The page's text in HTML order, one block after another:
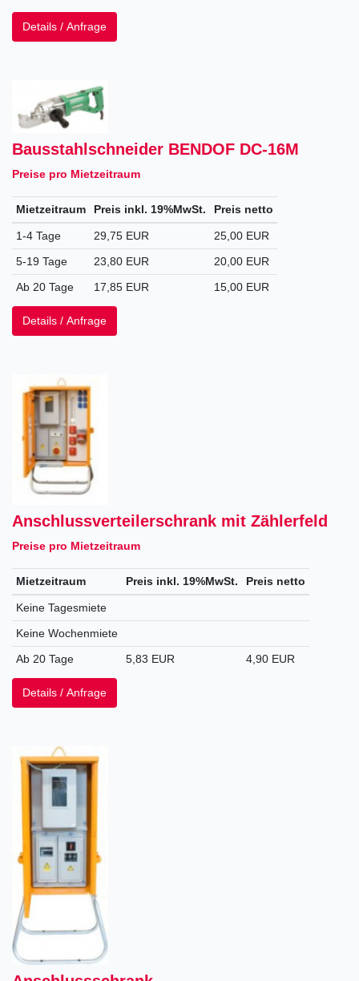
Details / Anfrage
Bausstahlschneider BENDOF DC-16M
Preise pro Mietzeitraum
Mietzeitraum Preis inkl. 19%MwSt. Preis netto
1-4 Tage 29,75 EUR
25,00 EUR
5-19 Tage
23,80 EUR
20,00 EUR
Ab 20 Tage
17,85 EUR 15,00 EUR
Details / Anfrage
Anschlussverteilerschrank mit Zählerfeld
Preise pro Mietzeitraum
Mietzeitraum Preis inkl. 19%MwSt. Preis netto
Keine Tagesmiete
Keine Wochenmiete
Ab 20 Tage
5,83 EUR 4,90 EUR
Details / Anfrage